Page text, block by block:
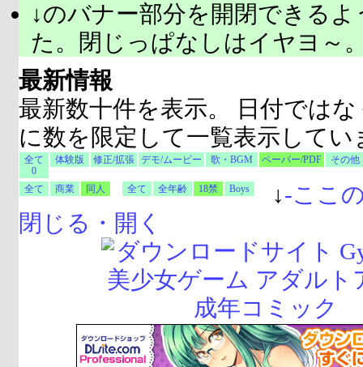
↓のバナー部分を開閉できる
た。閉じっぱなしはイヤヨ～
最新情報
最新数十件を表示。 日付では
に数を限定して一覧表示してい
全て
0
体験版 修正/拡張 デモ/ムービー 歌・BGM ペーパー/PDF その他
全て 商業 同人 全て 全年齢 18禁 Boys ↓-ここ
閉じる・開く